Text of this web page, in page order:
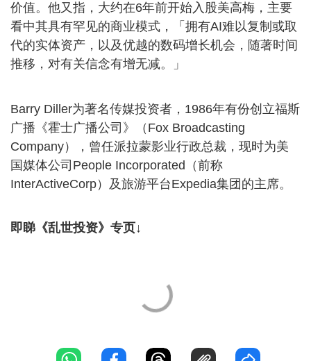
价值。他又指，大约在6年前开始入股美高梅，主要
看中其具有罕见的商业模式，「拥有AI难以复制或取
代的实体资产，以及优越的数码增长机会，随著时间
推移，对有关信念有增无减。」
Barry Diller为著名传媒投资者，1986年有份创立福斯
广播《霍士广播公司》（Fox Broadcasting
Company），曾任派拉蒙影业行政总裁，现时为美
国媒体公司People Incorporated（前称
InterActiveCorp）及旅游平台Expedia集团的主席。
即睇《乱世投资》专页↓